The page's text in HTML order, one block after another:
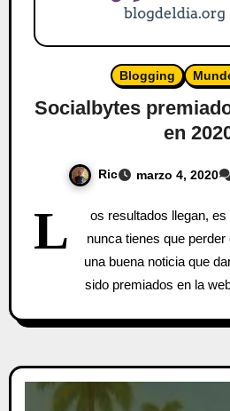
Blogging
Socialbytes
en
Ric marzo 4, 2020
L
os resultados llegan,
nunca tienes que
una buena noticia que
sido premiados en la